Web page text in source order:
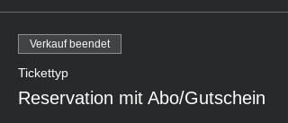
Verkauf beendet
Tickettyp
Reservation mit Abo/Gutschein